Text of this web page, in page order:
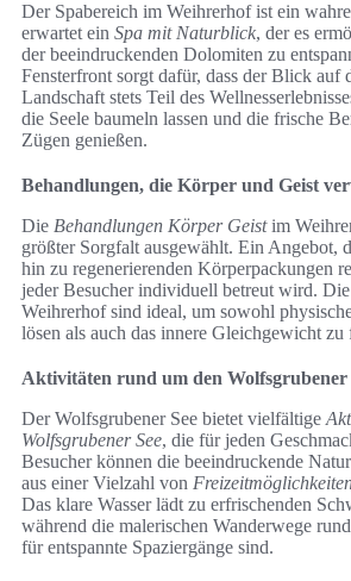
Der Spabereich im Weihrerhof ist ein
erwartet ein Spa mit Naturblick, der es
der beeindruckenden Dolomiten zu
Fensterfront sorgt dafür, dass der Blick auf
Landschaft stets Teil des
die Seele baumeln lassen und die frische
Zügen genießen.
Behandlungen, die Körper und Geist
Die Behandlungen Körper Geistim
größter Sorgfalt ausgewählt. Ein Angebot,
hin zu regenerierenden Körperpackungen
jeder Besucher individuell betreut wird. Die
Weihrerhof sind ideal, um sowohl
lösen als auch das innere Gleichgewicht zu
Aktivitäten rund um den Wolfsgrubener
Der Wolfsgrubener See bietet vielfältige
Wolfsgrubener See, die für jeden
Besucher können die beeindruckende
aus einer Vielzahl von
Das klare Wasser lädt zu erfrischenden
während die malerischen Wanderwege
für entspannte Spaziergänge sind.